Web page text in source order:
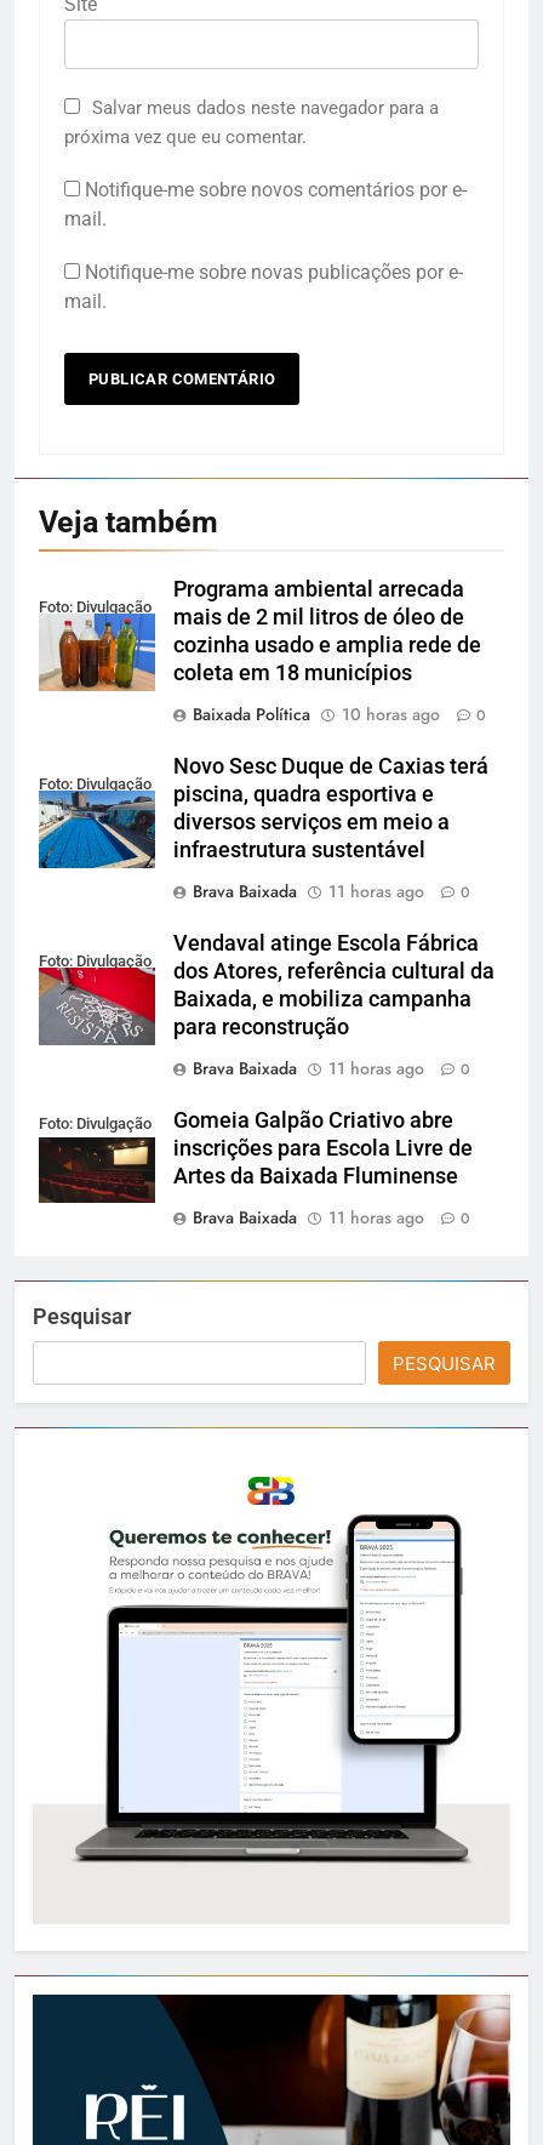
Salvar meus dados neste navegador para a
próxima vez que eu comentar.
Notifique-me sobre novos comentários por e-
mail.
Notifique-me sobre novas publicações por e-
mail.
Veja também
Foto: Divulgação
Programa ambiental arrecada
mais de 2 mil litros de óleo de
cozinha usado e amplia rede de
coleta em 18 municípios
Baixada Política
10 horas ago 0
Foto: Divulgação
Novo Sesc Duque de Caxias terá
piscina, quadra esportiva e
diversos serviços em meio a
infraestrutura sustentável
Brava Baixada
11 horas ago 0
Foto: Divulgação
Vendaval atinge Escola Fábrica
dos Atores, referência cultural da
Baixada, e mobiliza campanha
para reconstrução
Brava Baixada
11 horas ago 0
Foto: Divulgação
Gomeia Galpão Criativo abre
inscrições para Escola Livre de
Artes da Baixada Fluminense
Brava Baixada
11 horas ago 0
Pesquisar
PESQUISAR